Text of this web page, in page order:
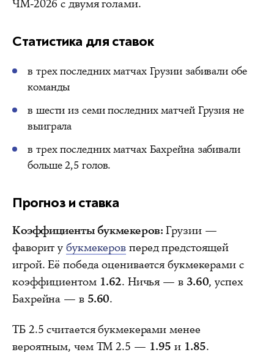
ЧМ-2026 с двумя голами.
Статистика для ставок
в трех последних матчах Грузии забивали обе
команды
в шести из семи последних матчей Грузия не
выиграла
в трех последних матчах Бахрейна забивали
больше 2,5 голов.
Прогноз и ставка
Коэффициенты букмекеров: Грузии —
фаворит у букмекеров перед предстоящей
игрой. Её победа оценивается букмекерами с
коэффициентом 1.62. Ничья — в 3.60, успех
Бахрейна — в 5.60.
ТБ 2.5 считается букмекерами менее
вероятным, чем ТМ 2.5 — 1.95 и 1.85.